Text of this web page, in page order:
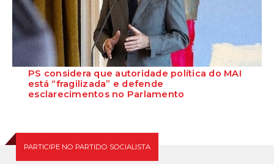
PS considera que autoridade política do MAI
está “fragilizada” e defende
esclarecimentos no Parlamento
PARTICIPE NO PARTIDO SOCIALISTA